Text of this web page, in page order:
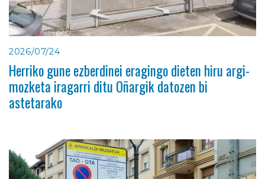
2026/07/24
Herriko gune ezberdinei eragingo dieten hiru argi-
mozketa iragarri ditu Oñargik datozen bi
astetarako